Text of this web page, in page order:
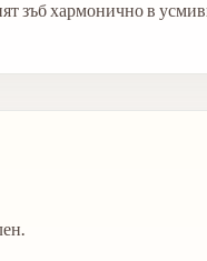
зъб хармонично в